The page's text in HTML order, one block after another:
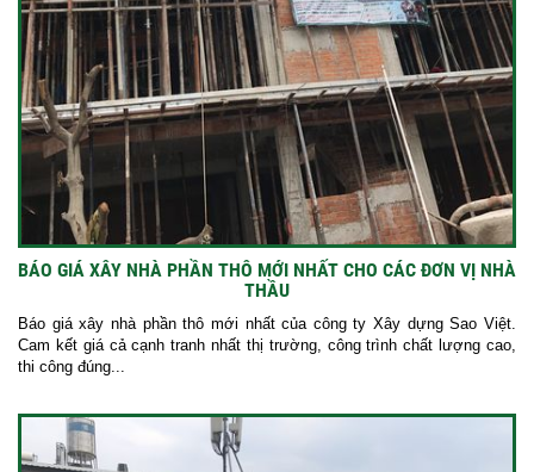
BÁO GIÁ XÂY NHÀ PHẦN THÔ MỚI NHẤT CHO CÁC ĐƠN VỊ NHÀ
THẦU
Báo giá xây nhà phần thô mới nhất của công ty Xây dựng Sao Việt.
Cam kết giá cả cạnh tranh nhất thị trường, công trình chất lượng cao,
thi công đúng...